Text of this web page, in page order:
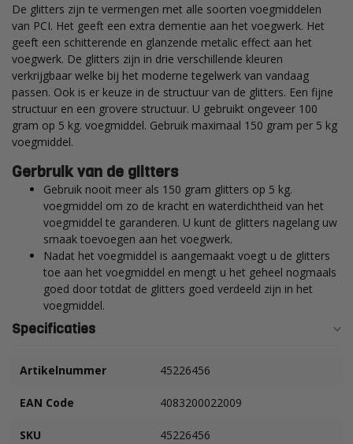
De glitters zijn te vermengen met alle soorten voegmiddelen
van PCI. Het geeft een extra dementie aan het voegwerk. Het
geeft een schitterende en glanzende metalic effect aan het
voegwerk. De glitters zijn in drie verschillende kleuren
verkrijgbaar welke bij het moderne tegelwerk van vandaag
passen. Ook is er keuze in de structuur van de glitters. Een fijne
structuur en een grovere structuur. U gebruikt ongeveer 100
gram op 5 kg. voegmiddel. Gebruik maximaal 150 gram per 5 kg
voegmiddel.
Gerbruik van de glitters
Gebruik nooit meer als 150 gram glitters op 5 kg.
voegmiddel om zo de kracht en waterdichtheid van het
voegmiddel te garanderen. U kunt de glitters nagelang uw
smaak toevoegen aan het voegwerk.
Nadat het voegmiddel is aangemaakt voegt u de glitters
toe aan het voegmiddel en mengt u het geheel nogmaals
goed door totdat de glitters goed verdeeld zijn in het
voegmiddel.
Specificaties
Artikelnummer 45226456
EAN Code 4083200022009
SKU 45226456